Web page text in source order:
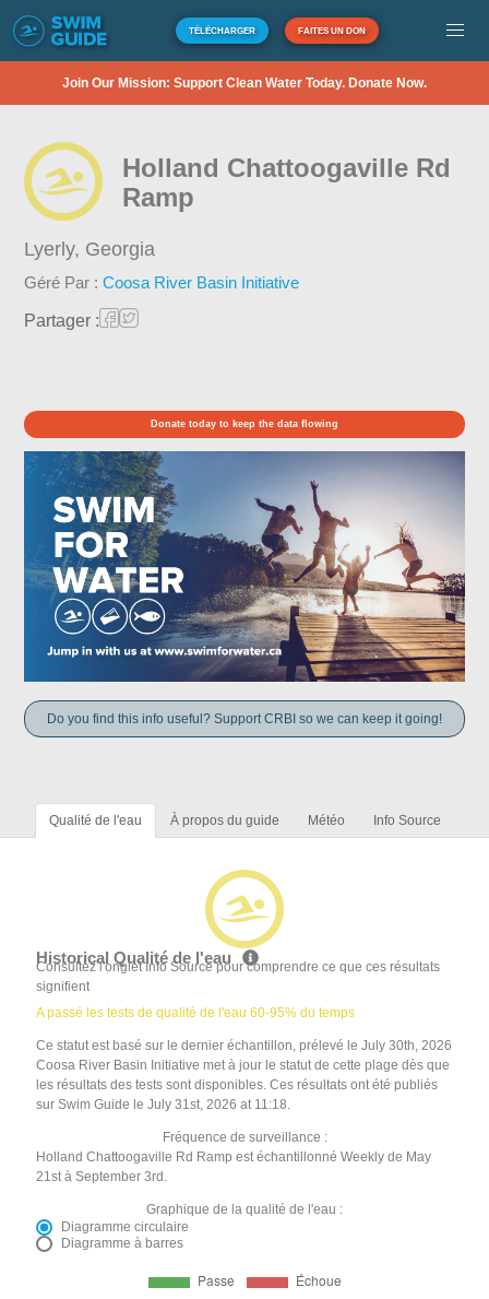
TÉLÉCHARGER FAITES UN DON
Join Our Mission: Support Clean Water Today. Donate Now.
Holland Chattoogaville Rd
Ramp
Lyerly, Georgia
Géré Par :Coosa River Basin Initiative
Partager :
Donate today to keep the data flowing
Do you find this info useful? Support CRBI so we can keep it going!
Qualité de l'eau À propos du guide Météo Info Source
Historical Qualité de l'eau
Consultez l'onglet Info Source pour comprendre ce que ces résultats
signifient
A passé les tests de qualité de l'eau 60-95% du temps
Ce statut est basé sur le dernier échantillon, prélevé le July 30th, 2026
Coosa River Basin Initiative met à jour le statut de cette plage dès que
les résultats des tests sont disponibles. Ces résultats ont été publiés
sur Swim Guide le July 31st, 2026 at 11:18.
Fréquence de surveillance :
Holland Chattoogaville Rd Ramp est échantillonné Weekly de May
21st à September 3rd.
Graphique de la qualité de l'eau :
Diagramme circulaire
Diagramme à barres